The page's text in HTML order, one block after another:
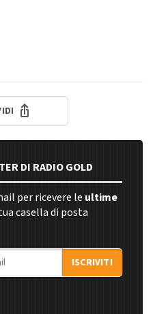
DI RADIO GOLD
per ricevere le ultime
casella di posta
ISCRIVITI